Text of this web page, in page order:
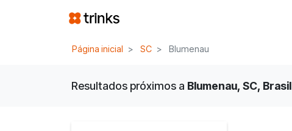
Página inicial SC Blumenau
Resultados próximos a Blumenau, SC, Brasil